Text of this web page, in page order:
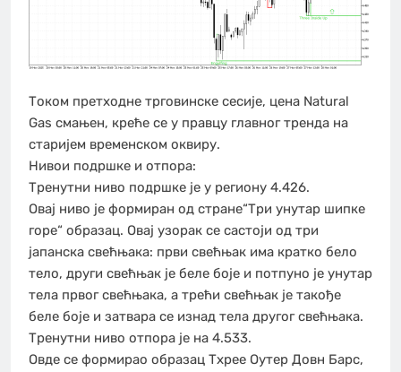
Током претходне трговинске сесије, цена Natural
Gas смањен, креће се у правцу главног тренда на
старијем временском оквиру.
Нивои подршке и отпора:
Тренутни ниво подршке је у региону 4.426.
Овај ниво је формиран од стране“Три унутар шипке
горе“ образац. Овај узорак се састоји од три
јапанска свећњака: први свећњак има кратко бело
тело, други свећњак је беле боје и потпуно је унутар
тела првог свећњака, а трећи свећњак је такође
беле боје и затвара се изнад тела другог свећњака.
Тренутни ниво отпора је на 4.533.
Овде се формирао образац Тхрее Оутер Довн Барс,